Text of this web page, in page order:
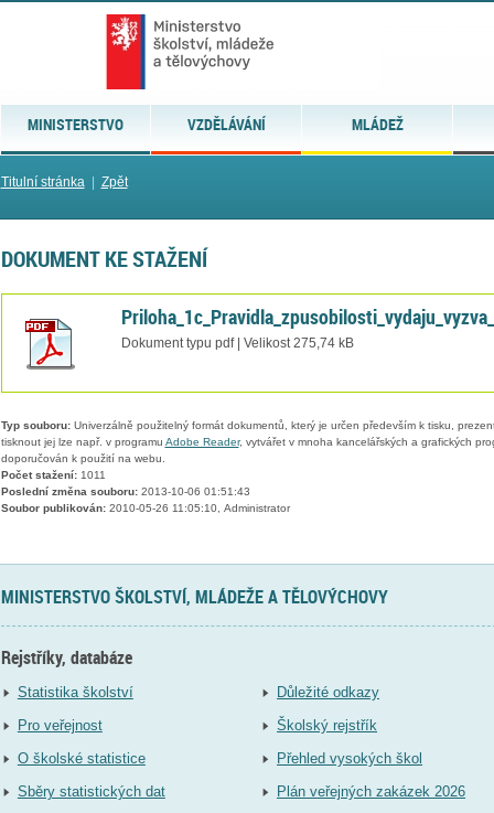
MINISTERSTVO VZDĚLÁVÁNÍ MLÁDEŽ
Titulní stránka| Zpět
DOKUMENT KE STAŽENÍ
Dokument typu pdf | Velikost 275,74 kB
Typ souboru:Univerzálně použitelný formát dokumentů, který je určen především k tisku,
tisknout jej lze např. v programu Adobe Reader, vytvářet v mnoha kancelářských a grafických
doporučován k použití na webu.
Počet stažení:1011
Poslední změna souboru:2013-10-06 01:51:43
Soubor publikován:2010-05-26 11:05:10, Administrator
MINISTERSTVO ŠKOLSTVÍ, MLÁDEŽE A TĚLOVÝCHOVY
Rejstříky, databáze
Statistika školství
Pro veřejnost
O školské statistice
Sběry statistických dat
Důležité odkazy
Školský rejstřík
Přehled vysokých škol
Plán veřejných zakázek 2026